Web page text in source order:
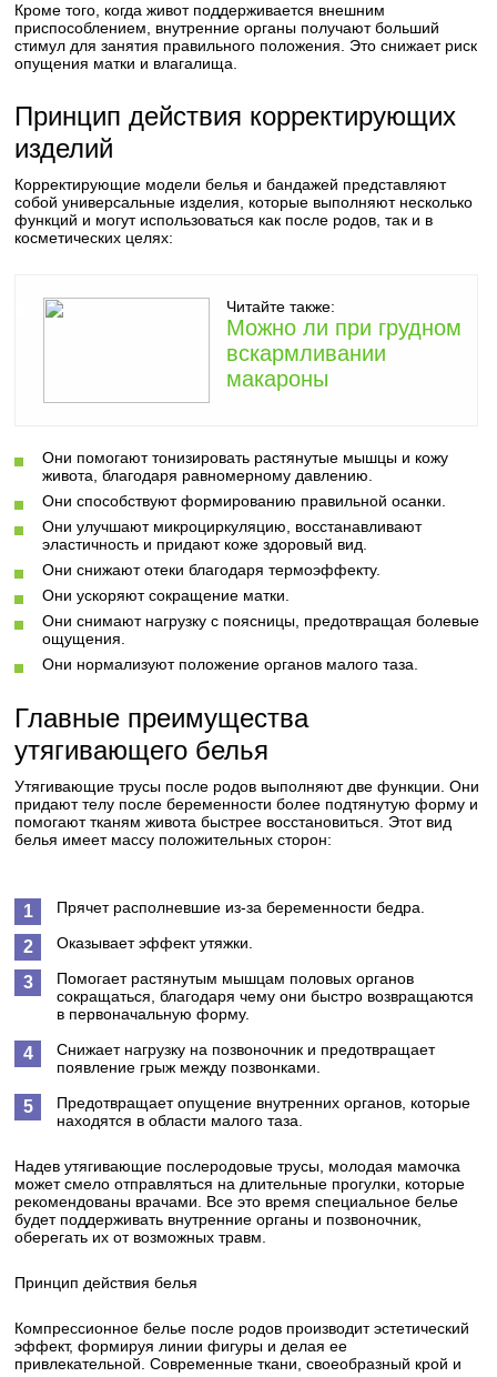
Кроме того, когда живот поддерживается внешним
приспособлением, внутренние органы получают больший
стимул для занятия правильного положения. Это снижает риск
опущения матки и влагалища.
Принцип действия корректирующих
изделий
Корректирующие модели белья и бандажей представляют
собой универсальные изделия, которые выполняют несколько
функций и могут использоваться как после родов, так и в
косметических целях:
Читайте также:
Можно ли при грудном
вскармливании
макароны
Они помогают тонизировать растянутые мышцы и кожу
живота, благодаря равномерному давлению.
Они способствуют формированию правильной осанки.
Они улучшают микроциркуляцию, восстанавливают
эластичность и придают коже здоровый вид.
Они снижают отеки благодаря термоэффекту.
Они ускоряют сокращение матки.
Они снимают нагрузку с поясницы, предотвращая болевые
ощущения.
Они нормализуют положение органов малого таза.
Главные преимущества
утягивающего белья
Утягивающие трусы после родов выполняют две функции. Они
придают телу после беременности более подтянутую форму и
помогают тканям живота быстрее восстановиться. Этот вид
белья имеет массу положительных сторон:
Прячет располневшие из-за беременности бедра.
Оказывает эффект утяжки.
Помогает растянутым мышцам половых органов
сокращаться, благодаря чему они быстро возвращаются
в первоначальную форму.
Снижает нагрузку на позвоночник и предотвращает
появление грыж между позвонками.
Предотвращает опущение внутренних органов, которые
находятся в области малого таза.
Надев утягивающие послеродовые трусы, молодая мамочка
может смело отправляться на длительные прогулки, которые
рекомендованы врачами. Все это время специальное белье
будет поддерживать внутренние органы и позвоночник,
оберегать их от возможных травм.
Принцип действия белья
Компрессионное белье после родов производит эстетический
эффект, формируя линии фигуры и делая ее
привлекательной. Современные ткани, своеобразный крой и